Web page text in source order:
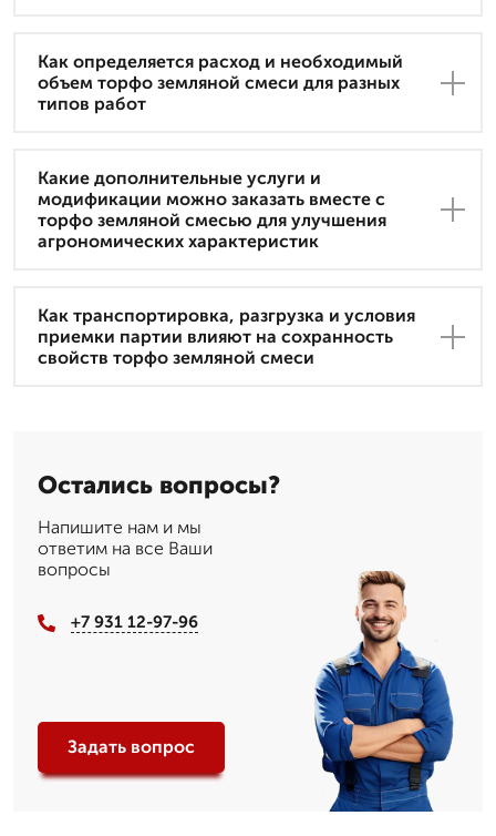
Как определяется расход и необходимый
объем торфо земляной смеси для разных
типов работ
Какие дополнительные услуги и
модификации можно заказать вместе с
торфо земляной смесью для улучшения
агрономических характеристик
Как транспортировка, разгрузка и условия
приемки партии влияют на сохранность
свойств торфо земляной смеси
Остались вопросы?
Напишите нам и мы
ответим на все Ваши
вопросы
+7 931 12-97-96
Задать вопрос